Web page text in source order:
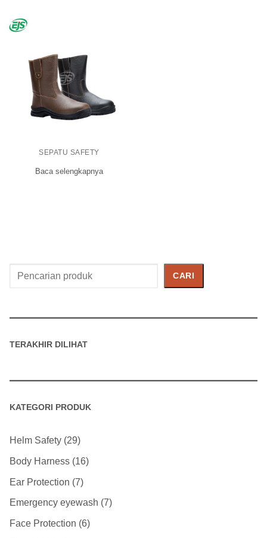
SEPATU SAFETY
Baca selengkapnya
Cari
Produk
CARI
TERAKHIR DILIHAT
KATEGORI PRODUK
Helm Safety 29
Body Harness 16
Ear Protection 7
Emergency eyewash 7
Face Protection 6